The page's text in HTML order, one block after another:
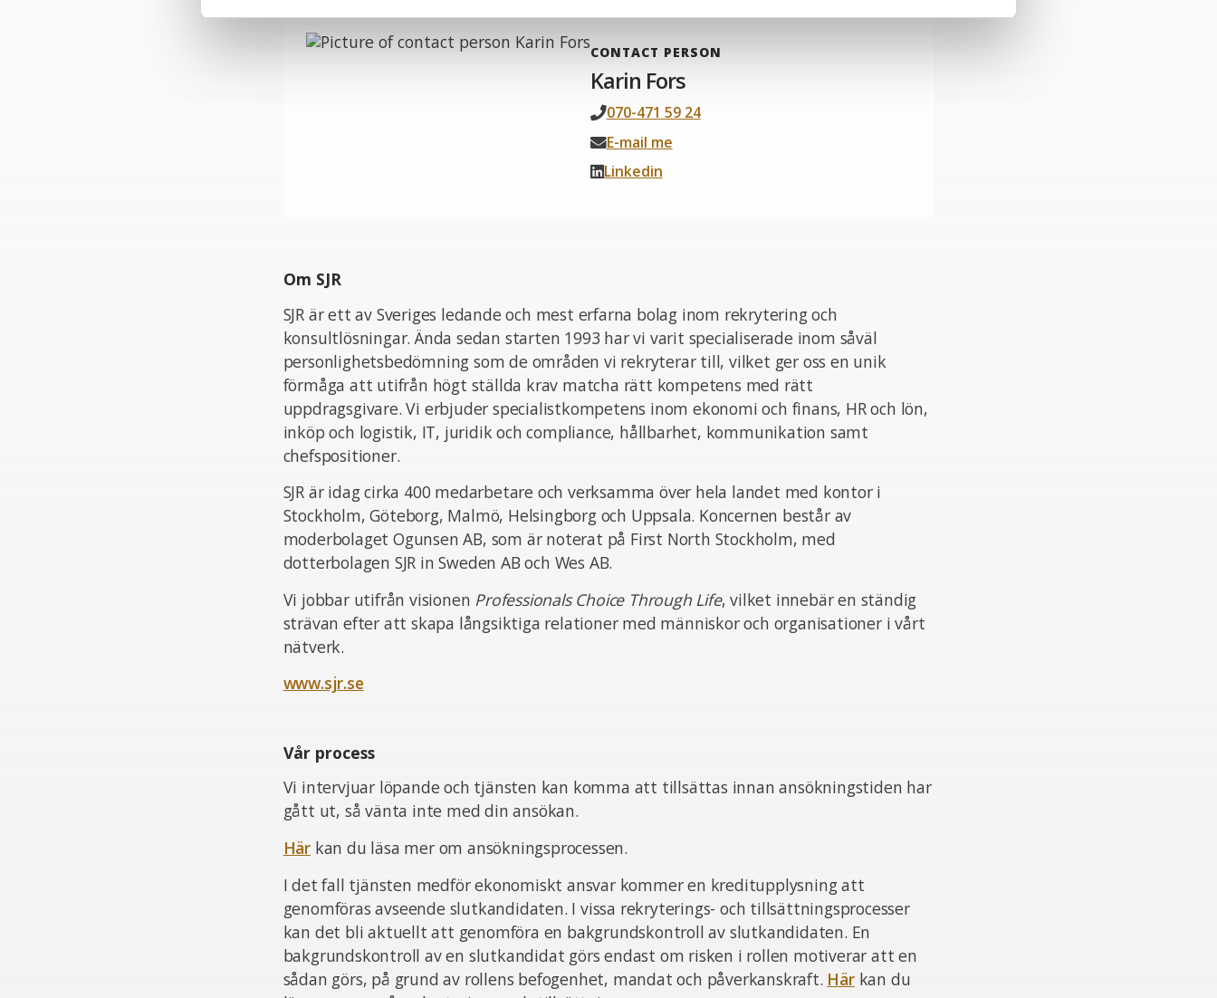
CONTACT PERSON
Karin Fors
070-471 59 24
E-mail me
Linkedin
Om SJR
SJR är ett av Sveriges ledande och mest erfarna bolag inom rekrytering och
konsultlösningar. Ända sedan starten 1993 har vi varit specialiserade inom såväl
personlighetsbedömning som de områden vi rekryterar till, vilket ger oss en unik
förmåga att utifrån högt ställda krav matcha rätt kompetens med rätt
uppdragsgivare. Vi erbjuder specialistkompetens inom ekonomi och finans, HR och lön,
inköp och logistik, IT, juridik och compliance, hållbarhet, kommunikation samt
chefspositioner.
SJR är idag cirka 400 medarbetare och verksamma över hela landet med kontor i
Stockholm, Göteborg, Malmö, Helsingborg och Uppsala. Koncernen består av
moderbolaget Ogunsen AB, som är noterat på First North Stockholm, med
dotterbolagen SJR in Sweden AB och Wes AB.
Vi jobbar utifrån visionen Professionals Choice Through Life, vilket innebär en ständig
strävan efter att skapa långsiktiga relationer med människor och organisationer i vårt
nätverk.
www.sjr.se
Vår process
Vi intervjuar löpande och tjänsten kan komma att tillsättas innan ansökningstiden har
gått ut, så vänta inte med din ansökan.
Härkan du läsa mer om ansökningsprocessen.
I det fall tjänsten medför ekonomiskt ansvar kommer en kreditupplysning att
genomföras avseende slutkandidaten. I vissa rekryterings- och tillsättningsprocesser
kan det bli aktuellt att genomföra en bakgrundskontroll av slutkandidaten. En
bakgrundskontroll av en slutkandidat görs endast om risken i rollen motiverar att en
sådan görs, på grund av rollens befogenhet, mandat och påverkanskraft. Härkan du